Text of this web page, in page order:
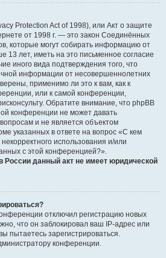
Protection Act of 1998), или Акт о защите
от 1998 г. — это закон Соединённых
которые могут собирать информацию от
13 лет, иметь на это письменное согласие
иного вида подтверждения того, что
информации от несовершеннолетних
применимо ли это к вам, как к
или к самой конференции,
Обратите внимание, что phpBB
конференции не может давать
и не является объектом
указанных в ответе на вопрос «С кем
использования и/или
с этой конференцией?».
России данный акт не имеет юридической
отключил регистрацию новых
что он заблокировал ваш IP-адрес или
пытаетесь зарегистрироваться.
конференции.